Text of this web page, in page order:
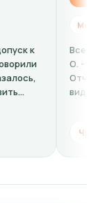
кроме окулиста
человек, ужасный
за то что человек
делает